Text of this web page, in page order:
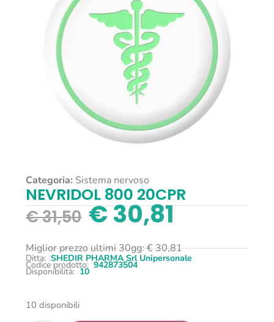
Categoria: Sistema nervoso
NEVRIDOL 800 20CPR
€31,50 €30,81
Miglior prezzo ultimi 30gg:€30,81
Ditta: SHEDIR PHARMA Srl Unipersonale
Codice prodotto: 942873504
Disponibilità: 10
10 disponibili